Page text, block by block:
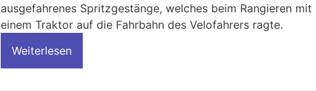
ausgefahrenes Spritzgestänge, welches beim Rangieren mit
einem Traktor auf die Fahrbahn des Velofahrers ragte.
Weiterlesen